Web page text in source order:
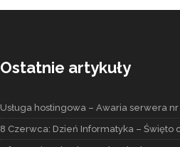
Ostatnie artykuły
Usługa hostingowa – Awaria serwera nr
8 Czerwca: Dzień Informatyka – Święto